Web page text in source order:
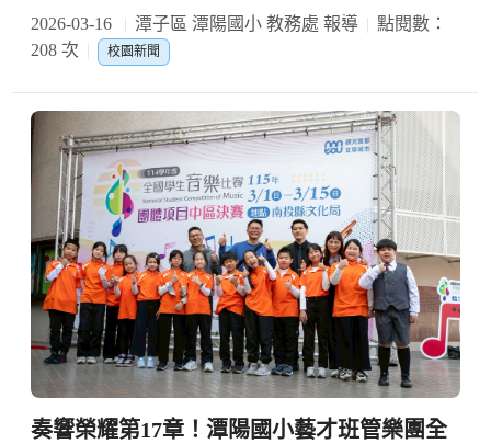
2026-03-16 潭子區 潭陽國小 教務處 報導
點閱數：
208 次
校園新聞
奏響榮耀第17章！潭陽國小藝才班管樂團全